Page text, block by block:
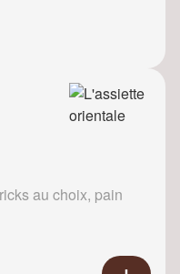
au choix, pain